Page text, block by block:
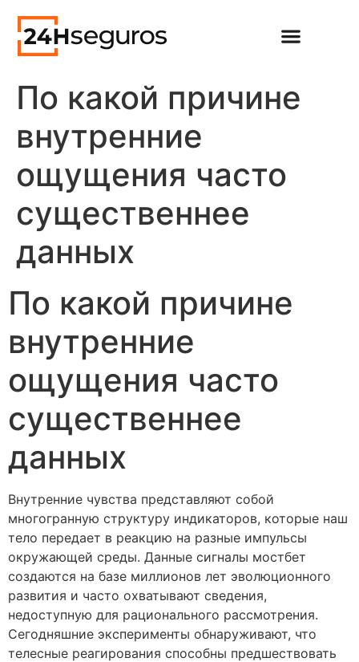
По какой причине
внутренние
ощущения часто
существеннее
данных
По какой причине
внутренние
ощущения часто
существеннее
данных
Внутренние чувства представляют собой
многогранную структуру индикаторов, которые наш
тело передает в реакцию на разные импульсы
окружающей среды. Данные сигналы мостбет
создаются на базе миллионов лет эволюционного
развития и часто охватывают сведения,
недоступную для рационального рассмотрения.
Сегодняшние эксперименты обнаруживают, что
телесные реагирования способны предшествовать